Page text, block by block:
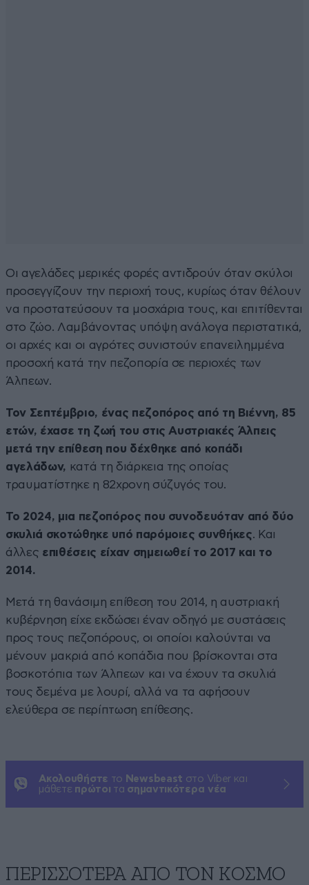
Οι αγελάδες μερικές φορές αντιδρούν όταν σκύλοι
προσεγγίζουν την περιοχή τους, κυρίως όταν θέλουν
να προστατεύσουν τα μοσχάρια τους, και επιτίθενται
στο ζώο. Λαμβάνοντας υπόψη ανάλογα περιστατικά,
οι αρχές και οι αγρότες συνιστούν επανειλημμένα
προσοχή κατά την πεζοπορία σε περιοχές των
Άλπεων.
Τον Σεπτέμβριο, ένας πεζοπόρος από τη Βιέννη, 85
ετών, έχασε τη ζωή του στις Αυστριακές Άλπεις
μετά την επίθεση που δέχθηκε από κοπάδι
αγελάδων, κατά τη διάρκεια της οποίας
τραυματίστηκε η 82χρονη σύζυγός του.
Το 2024, μια πεζοπόρος που συνοδευόταν από δύο
σκυλιά σκοτώθηκε υπό παρόμοιες συνθήκες. Και
άλλες επιθέσεις είχαν σημειωθεί το 2017 και το
2014.
Μετά τη θανάσιμη επίθεση του 2014, η αυστριακή
κυβέρνηση είχε εκδώσει έναν οδηγό με συστάσεις
προς τους πεζοπόρους, οι οποίοι καλούνται να
μένουν μακριά από κοπάδια που βρίσκονται στα
βοσκοτόπια των Άλπεων και να έχουν τα σκυλιά
τους δεμένα με λουρί, αλλά να τα αφήσουν
ελεύθερα σε περίπτωση επίθεσης.
Ακολουθήστε το Newsbeast στο Viber και
μάθετε πρώτοι τα σημαντικότερα νέα
ΠΕΡΙΣΣΟΤΕΡΑ ΑΠΟ ΤΟΝ ΚΟΣΜΟ